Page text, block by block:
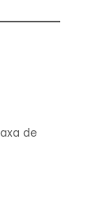
de